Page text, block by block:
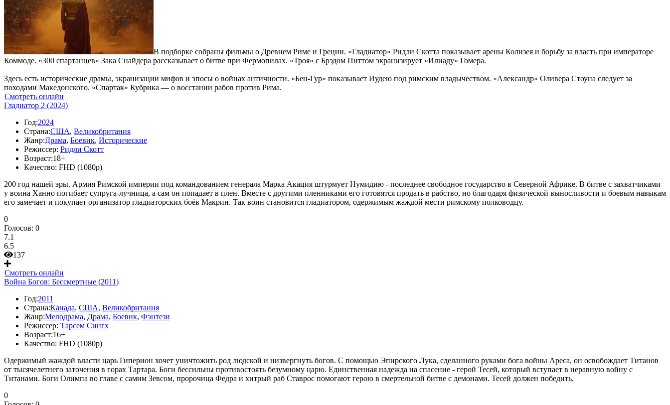
В подборке собраны фильмы о Древнем Риме и Греции. «Гладиатор» Ридли Скотта показывает арены Колизея и борьбу за власть при императоре
Коммоде. «300 спартанцев» Зака Снайдера рассказывает о битве при Фермопилах. «Троя» с Брэдом Питтом экранизирует «Илиаду» Гомера.
Здесь есть исторические драмы, экранизации мифов и эпосы о войнах античности. «Бен-Гур» показывает Иудею под римским владычеством. «Александр» Оливера Стоуна следует за
походами Македонского. «Спартак» Кубрика — о восстании рабов против Рима.
Смотреть онлайн
Гладиатор 2 (2024)
Год:2024
Страна:США, Великобритания
Жанр:Драма, Боевик, Исторические
Режиссер: Ридли Скотт
Возраст:18+
Качество: FHD (1080p)
200 год нашей эры. Армия Римской империи под командованием генерала Марка Акация штурмует Нумидию - последнее свободное государство в Северной Африке. В битве с захватчиками
у воина Ханно погибает супруга-лучница, а сам он попадает в плен. Вместе с другими пленниками его готовятся продать в рабство, но благодаря физической выносливости и боевым навыкам
его замечает и покупает организатор гладиаторских боёв Макрин. Так воин становится гладиатором, одержимым жаждой мести римскому полководцу.
0
Голосов: 0
7.1
6.5
137
Смотреть онлайн
Война Богов: Бессмертные (2011)
Год:2011
Страна:Канада, США, Великобритания
Жанр:Мелодрама, Драма, Боевик, Фэнтези
Режиссер: Тарсем Сингх
Возраст:16+
Качество: FHD (1080p)
Одержимый жаждой власти царь Гиперион хочет уничтожить род людской и низвергнуть богов. С помощью Эпирского Лука, сделанного руками бога войны Ареса, он освобождает Титанов
от тысячелетнего заточения в горах Тартара. Боги бессильны противостоять безумному царю. Единственная надежда на спасение - герой Тесей, который вступает в неравную войну с
Титанами. Боги Олимпа во главе с самим Зевсом, пророчица Федра и хитрый раб Ставрос помогают герою в смертельной битве с демонами. Тесей должен победить,
0